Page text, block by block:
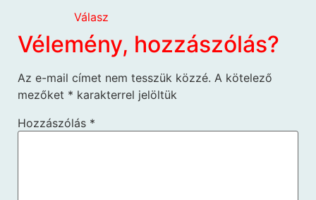
Válasz
Vélemény, hozzászólás?
Az e-mail címet nem tesszük közzé. A kötelező
mezőket * karakterrel jelöltük
Hozzászólás *